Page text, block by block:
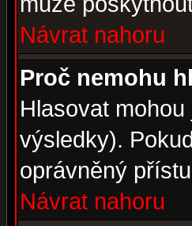
Návrat nahoru
Proč nemohu
Hlasovat
výsledky).
oprávněný
Návrat nahoru